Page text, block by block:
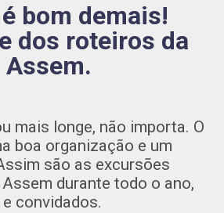
bom demais!
dos roteiros da
Assem.
mais longe, não importa. O
boa organização e um
são as excursões
durante todo o ano,
convidados.